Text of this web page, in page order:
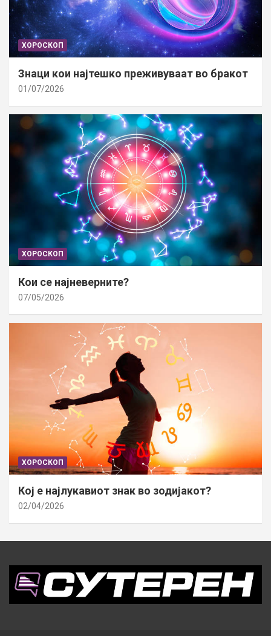
ХОРОСКОП
Знаци кои најтешко преживуваат во бракот
01/07/2026
ХОРОСКОП
Кои се најневерните?
07/05/2026
ХОРОСКОП
Кој е најлукавиот знак во зодијакот?
02/04/2026